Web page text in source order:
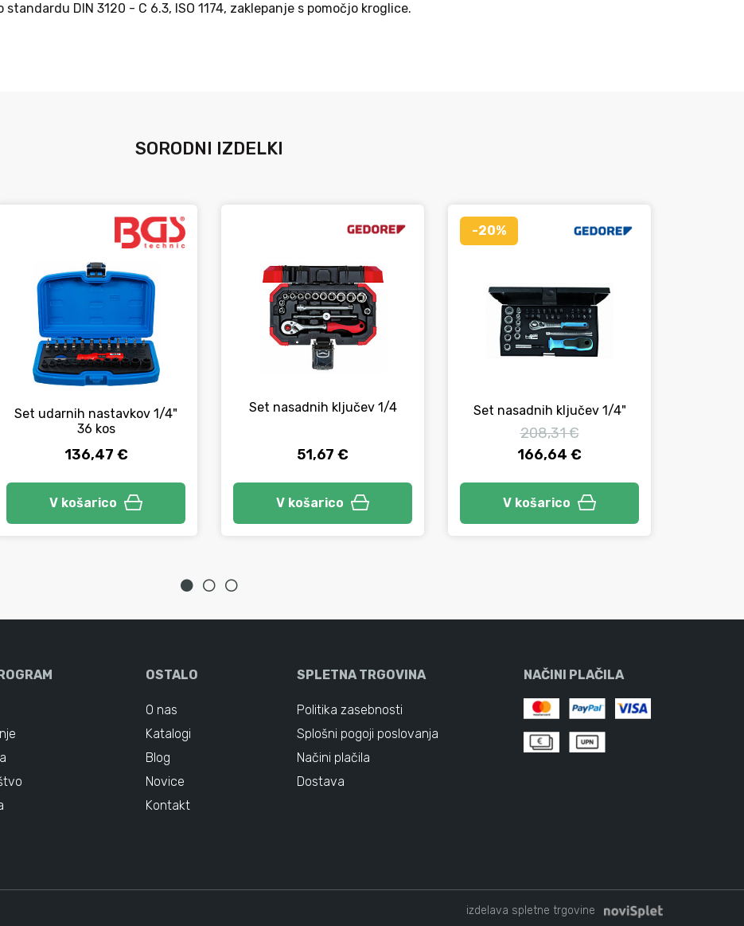
DIN 3120 - C 6.3, ISO 1174, zaklepanje s pomočjo kroglice.
SORODNI IZDELKI
Set udarnih nastavkov 1/4"
36 kos
136,47 €
V košarico
Set nasadnih ključev 1/4
51,67 €
V košarico
-20%
Set nasadnih ključev 1/4"
208,31 €
166,64 €
V košarico
OSTALO
O nas
Katalogi
Blog
Novice
Kontakt
SPLETNA TRGOVINA
Politika zasebnosti
Splošni pogoji poslovanja
Načini plačila
Dostava
NAČINI PLAČILA
izdelava spletne trgovine